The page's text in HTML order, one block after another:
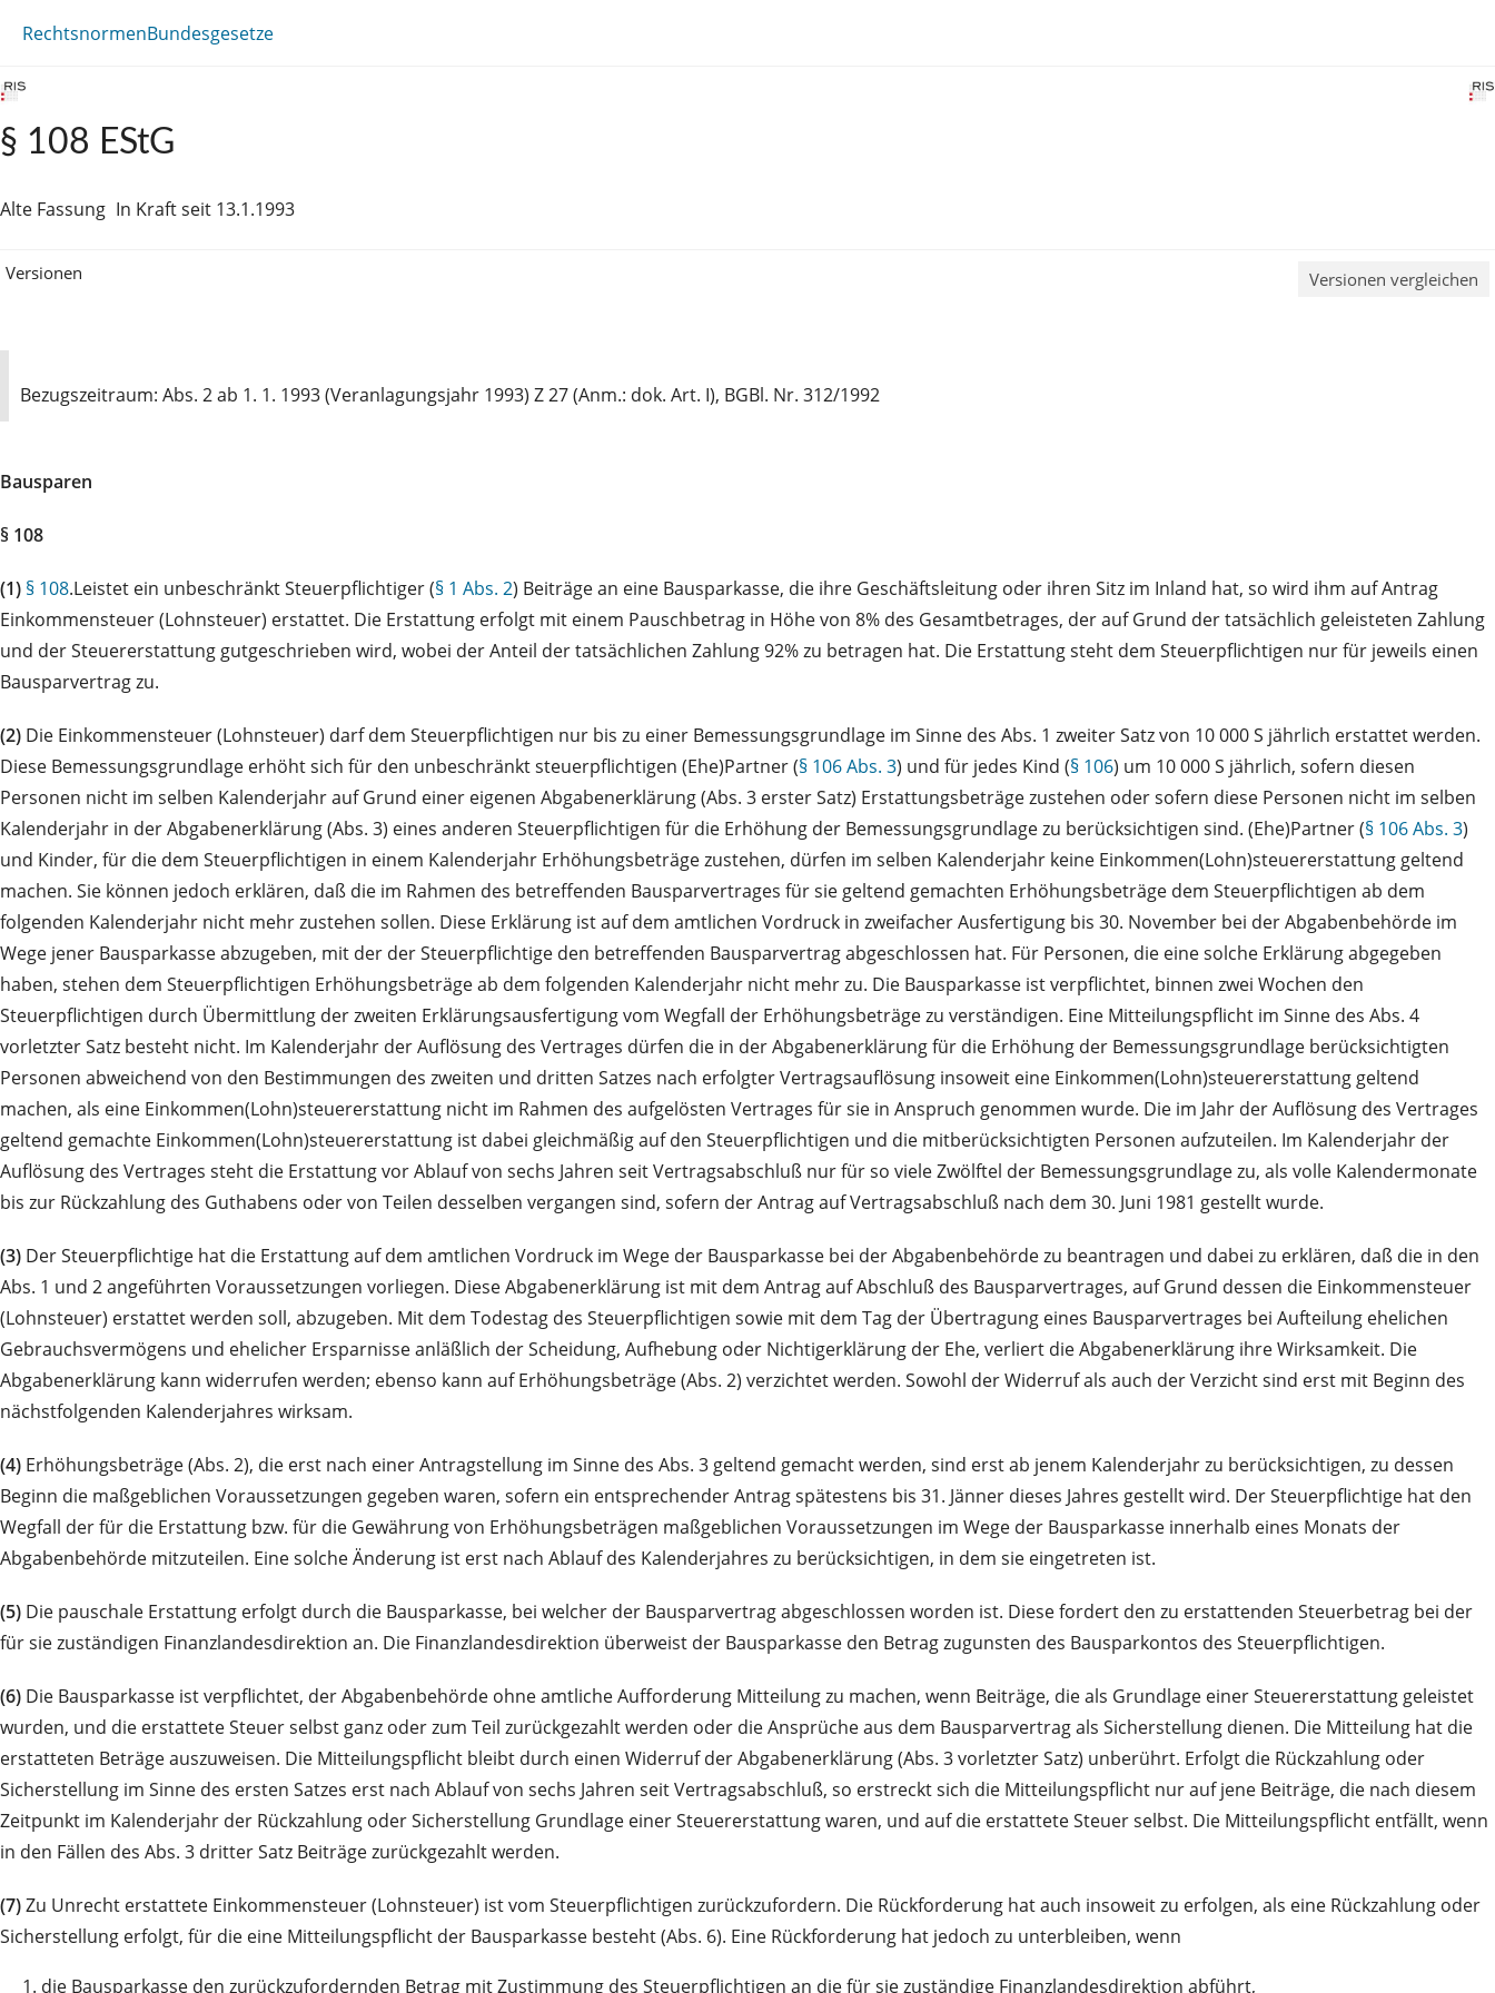
RechtsnormenBundesgesetze
§ 108 EStG
Alte Fassung In Kraft seit 13.1.1993
Versionen Versionen vergleichen
Bezugszeitraum: Abs. 2 ab 1. 1. 1993 (Veranlagungsjahr 1993) Z 27 (Anm.: dok. Art. I), BGBl. Nr. 312/1992
Bausparen
§ 108
(1) § 108.Leistet ein unbeschränkt Steuerpflichtiger (§ 1 Abs. 2) Beiträge an eine Bausparkasse, die ihre Geschäftsleitung oder ihren Sitz im Inland hat, so wird ihm auf Antrag
Einkommensteuer (Lohnsteuer) erstattet. Die Erstattung erfolgt mit einem Pauschbetrag in Höhe von 8% des Gesamtbetrages, der auf Grund der tatsächlich geleisteten Zahlung
und der Steuererstattung gutgeschrieben wird, wobei der Anteil der tatsächlichen Zahlung 92% zu betragen hat. Die Erstattung steht dem Steuerpflichtigen nur für jeweils einen
Bausparvertrag zu.
(2) Die Einkommensteuer (Lohnsteuer) darf dem Steuerpflichtigen nur bis zu einer Bemessungsgrundlage im Sinne des Abs. 1 zweiter Satz von 10 000 S jährlich erstattet werden.
Diese Bemessungsgrundlage erhöht sich für den unbeschränkt steuerpflichtigen (Ehe)Partner (§ 106 Abs. 3) und für jedes Kind (§ 106) um 10 000 S jährlich, sofern diesen
Personen nicht im selben Kalenderjahr auf Grund einer eigenen Abgabenerklärung (Abs. 3 erster Satz) Erstattungsbeträge zustehen oder sofern diese Personen nicht im selben
Kalenderjahr in der Abgabenerklärung (Abs. 3) eines anderen Steuerpflichtigen für die Erhöhung der Bemessungsgrundlage zu berücksichtigen sind. (Ehe)Partner (§ 106 Abs. 3)
und Kinder, für die dem Steuerpflichtigen in einem Kalenderjahr Erhöhungsbeträge zustehen, dürfen im selben Kalenderjahr keine Einkommen(Lohn)steuererstattung geltend
machen. Sie können jedoch erklären, daß die im Rahmen des betreffenden Bausparvertrages für sie geltend gemachten Erhöhungsbeträge dem Steuerpflichtigen ab dem
folgenden Kalenderjahr nicht mehr zustehen sollen. Diese Erklärung ist auf dem amtlichen Vordruck in zweifacher Ausfertigung bis 30. November bei der Abgabenbehörde im
Wege jener Bausparkasse abzugeben, mit der der Steuerpflichtige den betreffenden Bausparvertrag abgeschlossen hat. Für Personen, die eine solche Erklärung abgegeben
haben, stehen dem Steuerpflichtigen Erhöhungsbeträge ab dem folgenden Kalenderjahr nicht mehr zu. Die Bausparkasse ist verpflichtet, binnen zwei Wochen den
Steuerpflichtigen durch Übermittlung der zweiten Erklärungsausfertigung vom Wegfall der Erhöhungsbeträge zu verständigen. Eine Mitteilungspflicht im Sinne des Abs. 4
vorletzter Satz besteht nicht. Im Kalenderjahr der Auflösung des Vertrages dürfen die in der Abgabenerklärung für die Erhöhung der Bemessungsgrundlage berücksichtigten
Personen abweichend von den Bestimmungen des zweiten und dritten Satzes nach erfolgter Vertragsauflösung insoweit eine Einkommen(Lohn)steuererstattung geltend
machen, als eine Einkommen(Lohn)steuererstattung nicht im Rahmen des aufgelösten Vertrages für sie in Anspruch genommen wurde. Die im Jahr der Auflösung des Vertrages
geltend gemachte Einkommen(Lohn)steuererstattung ist dabei gleichmäßig auf den Steuerpflichtigen und die mitberücksichtigten Personen aufzuteilen. Im Kalenderjahr der
Auflösung des Vertrages steht die Erstattung vor Ablauf von sechs Jahren seit Vertragsabschluß nur für so viele Zwölftel der Bemessungsgrundlage zu, als volle Kalendermonate
bis zur Rückzahlung des Guthabens oder von Teilen desselben vergangen sind, sofern der Antrag auf Vertragsabschluß nach dem 30. Juni 1981 gestellt wurde.
(3) Der Steuerpflichtige hat die Erstattung auf dem amtlichen Vordruck im Wege der Bausparkasse bei der Abgabenbehörde zu beantragen und dabei zu erklären, daß die in den
Abs. 1 und 2 angeführten Voraussetzungen vorliegen. Diese Abgabenerklärung ist mit dem Antrag auf Abschluß des Bausparvertrages, auf Grund dessen die Einkommensteuer
(Lohnsteuer) erstattet werden soll, abzugeben. Mit dem Todestag des Steuerpflichtigen sowie mit dem Tag der Übertragung eines Bausparvertrages bei Aufteilung ehelichen
Gebrauchsvermögens und ehelicher Ersparnisse anläßlich der Scheidung, Aufhebung oder Nichtigerklärung der Ehe, verliert die Abgabenerklärung ihre Wirksamkeit. Die
Abgabenerklärung kann widerrufen werden; ebenso kann auf Erhöhungsbeträge (Abs. 2) verzichtet werden. Sowohl der Widerruf als auch der Verzicht sind erst mit Beginn des
nächstfolgenden Kalenderjahres wirksam.
(4) Erhöhungsbeträge (Abs. 2), die erst nach einer Antragstellung im Sinne des Abs. 3 geltend gemacht werden, sind erst ab jenem Kalenderjahr zu berücksichtigen, zu dessen
Beginn die maßgeblichen Voraussetzungen gegeben waren, sofern ein entsprechender Antrag spätestens bis 31. Jänner dieses Jahres gestellt wird. Der Steuerpflichtige hat den
Wegfall der für die Erstattung bzw. für die Gewährung von Erhöhungsbeträgen maßgeblichen Voraussetzungen im Wege der Bausparkasse innerhalb eines Monats der
Abgabenbehörde mitzuteilen. Eine solche Änderung ist erst nach Ablauf des Kalenderjahres zu berücksichtigen, in dem sie eingetreten ist.
(5) Die pauschale Erstattung erfolgt durch die Bausparkasse, bei welcher der Bausparvertrag abgeschlossen worden ist. Diese fordert den zu erstattenden Steuerbetrag bei der
für sie zuständigen Finanzlandesdirektion an. Die Finanzlandesdirektion überweist der Bausparkasse den Betrag zugunsten des Bausparkontos des Steuerpflichtigen.
(6) Die Bausparkasse ist verpflichtet, der Abgabenbehörde ohne amtliche Aufforderung Mitteilung zu machen, wenn Beiträge, die als Grundlage einer Steuererstattung geleistet
wurden, und die erstattete Steuer selbst ganz oder zum Teil zurückgezahlt werden oder die Ansprüche aus dem Bausparvertrag als Sicherstellung dienen. Die Mitteilung hat die
erstatteten Beträge auszuweisen. Die Mitteilungspflicht bleibt durch einen Widerruf der Abgabenerklärung (Abs. 3 vorletzter Satz) unberührt. Erfolgt die Rückzahlung oder
Sicherstellung im Sinne des ersten Satzes erst nach Ablauf von sechs Jahren seit Vertragsabschluß, so erstreckt sich die Mitteilungspflicht nur auf jene Beiträge, die nach diesem
Zeitpunkt im Kalenderjahr der Rückzahlung oder Sicherstellung Grundlage einer Steuererstattung waren, und auf die erstattete Steuer selbst. Die Mitteilungspflicht entfällt, wenn
in den Fällen des Abs. 3 dritter Satz Beiträge zurückgezahlt werden.
(7)Zu Unrecht erstattete Einkommensteuer (Lohnsteuer) ist vom Steuerpflichtigen zurückzufordern. Die Rückforderung hat auch insoweit zu erfolgen, als eine Rückzahlung oder
Sicherstellung erfolgt, für die eine Mitteilungspflicht der Bausparkasse besteht (Abs. 6). Eine Rückforderung hat jedoch zu unterbleiben, wenn
1. die Bausparkasse den zurückzufordernden Betrag mit Zustimmung des Steuerpflichtigen an die für sie zuständige Finanzlandesdirektion abführt,